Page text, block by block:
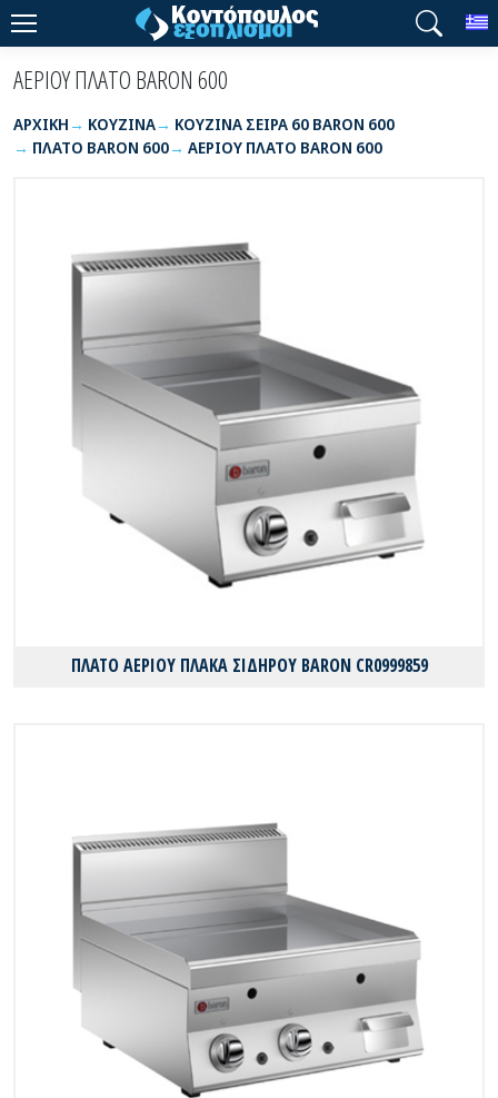
ΑΕΡΙΟΥ ΠΛΑΤΟ BARON 600
ΑΡΧΙΚΉ ΚΟΥΖΙΝΑ
ΚΟΥΖΙΝΑ ΣΕΙΡΑ 60 BARON 600
ΠΛΑΤΟ BARON 600
ΑΕΡΙΟΥ ΠΛΑΤΟ BARON 600
ΠΛΑΤΟ ΑΕΡΙΟΥ ΠΛΑΚΑ ΣΙΔΗΡΟΥ BARON CR0999859